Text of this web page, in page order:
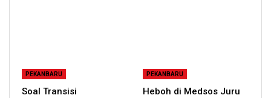
PEKANBARU
Soal Transisi
PEKANBARU
Heboh di Medsos Juru